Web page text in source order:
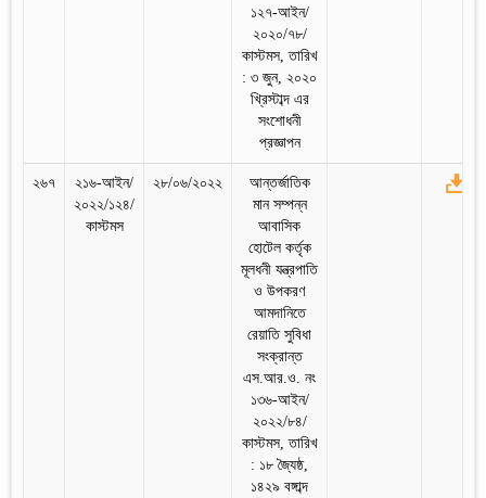
১২৭-আইন/
২০২০/৭৮/
কাস্টমস, তারিখ
: ৩ জুন, ২০২০
খ্রিস্টাব্দ এর
সংশোধনী
প্রজ্ঞাপন
২৬৭
২১৬-আইন/
২০২২/১২৪/
কাস্টমস
২৮/০৬/২০২২
আন্তর্জাতিক
মান সম্পন্ন
আবাসিক
হোটেল কর্তৃক
মূলধনী যন্ত্রপাতি
ও উপকরণ
আমদানিতে
রেয়াতি সুবিধা
সংক্রান্ত
এস.আর.ও. নং
১৩৬-আইন/
২০২২/৮৪/
কাস্টমস, তারিখ
: ১৮ জ্যৈষ্ঠ,
১৪২৯ বঙ্গাব্দ